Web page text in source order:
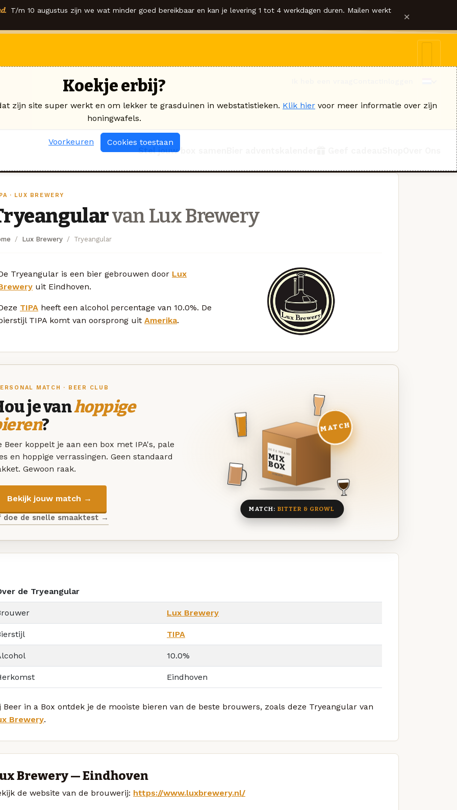
T/m 10 augustus zijn we wat minder goed bereikbaar en kan je levering 1 tot 4 werkdagen duren. Mailen werkt ×
Stel jouw box samen
· LUX BREWERY
van Lux Brewery
Lux Brewery Tryeangular
Tryeangular is een bier gebrouwen door Lux
uit Eindhoven.
TIPA heeft een alcohol percentage van 10.0%. De
TIPA komt van oorsprong uit Amerika.
MATCH · BEER CLUB
je vanhoppige
?
Beer koppelt je aan een box met IPA's, pale
en hoppige verrassingen. Geen standaard
Gewoon raak.
Bekijk jouw match →
doe de snelle smaaktest →
DEZE MAAND
MIX
BOX
8 BIEREN
MATCH
MATCH: BITTER & GROWL
de Tryeangular
Lux Brewery
TIPA
10.0%
Eindhoven
Beer in a Box ontdek je de mooiste bieren van de beste brouwers, zoals deze Tryeangular van
Brewery.
Brewery — Eindhoven
de website van de brouwerij: https://www.luxbrewery.nl/
Koekje erbij?
zijn site super werkt en om lekker te grasduinen in webstatistieken. Klik hier voor meer informatie over zijn
honingwafels.
Voorkeuren Cookies toestaan